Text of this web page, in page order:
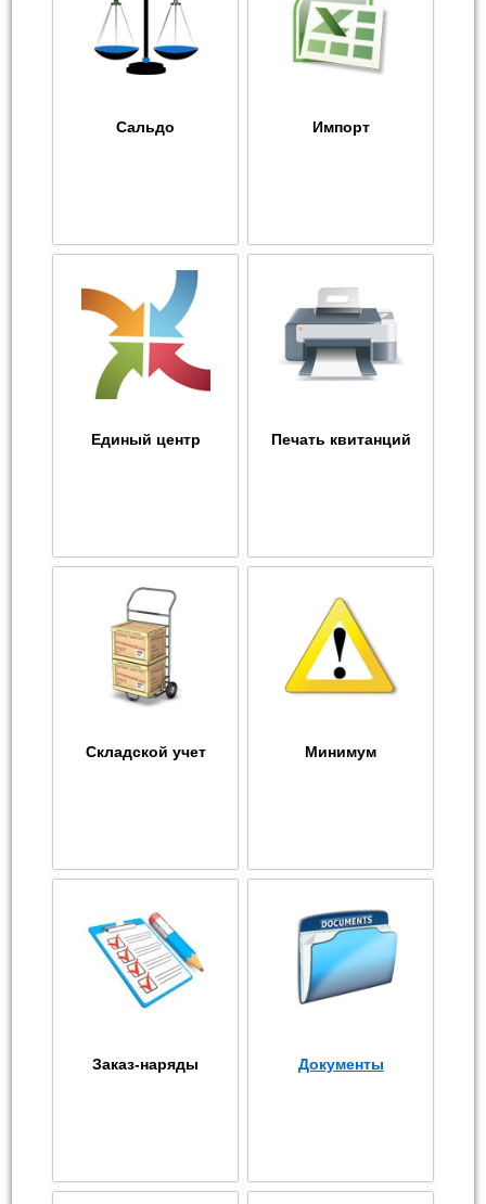
Сальдо Импорт
Единый центр Печать квитанций
Складской учет Минимум
Заказ-наряды Документы